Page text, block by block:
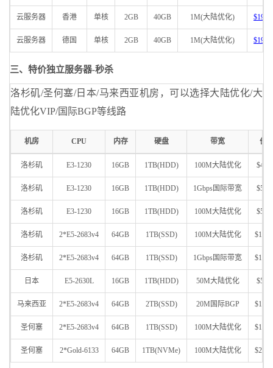
云服务器 香港 单核 2GB 40GB 1M(大陆优化)
云服务器 德国 单核 2GB 40GB 1M(大陆优化)
三、特价独立服务器-秒杀
洛杉矶/圣何塞/日本/马来西亚机房，可以选择大陆优化/大
陆优化VIP/国际BGP等线路
机房 CPU 内存 硬盘 带宽 价
洛杉矶 E3-1230 16GB 1TB(HDD) 100M大陆优化 $49/
洛杉矶 E3-1230 16GB 1TB(HDD) 1Gbps国际带宽 $59/
洛杉矶 E3-1230 16GB 1TB(HDD) 100M大陆优化 $59/
洛杉矶 2*E5-2683v4 64GB 1TB(SSD) 100M大陆优化 $149/
洛杉矶 2*E5-2683v4 64GB 1TB(SSD) 1Gbps国际带宽 $199/
日本 E5-2630L 16GB 1TB(HDD) 50M大陆优化 $59/
马来西亚 2*E5-2683v4 64GB 2TB(SSD) 20M国际BGP $149/
圣何塞 2*E5-2683v4 64GB 1TB(SSD) 100M大陆优化 $149/
圣何塞 2*Gold-6133 64GB 1TB(NVMe) 100M大陆优化 $219/